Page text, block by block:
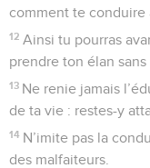
comment te conduire
12 Ainsi tu pourras
prendre ton élan
13 Ne renie jamais
de ta vie : restes-y
14 N’imite pas la
des malfaiteurs.